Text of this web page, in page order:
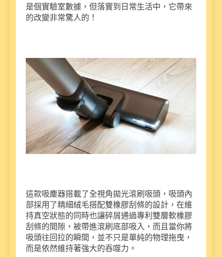
是個實驗室數據，但落實到日常生活中，它帶來
的改變非常驚人的！
這款吸塵器搭載了全視角拋光滾刷吸頭，吸頭內
部採用了精細絨毛搭配雙橡膠刮條的設計，在維
持真空狀態的同時也讓碎屑通過專利雙層軟橡膠
刮條的間隙，被帶進滾刷底部吸入，而且當你將
吸頭往回拉的瞬間，並不只是單純的物理拖曳，
而是依然維持著強大的吞噬力。